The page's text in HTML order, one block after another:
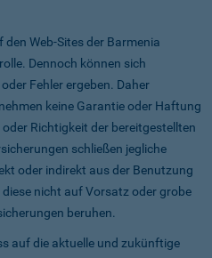
Web-Sites der Barmenia
Dennoch können sich
Fehler ergeben. Daher
keine Garantie oder Haftung
Richtigkeit der bereitgestellten
schließen jegliche
oder indirekt aus der Benutzung
nicht auf Vorsatz oder grobe
beruhen.
auf die aktuelle und zukünftige